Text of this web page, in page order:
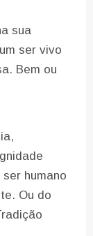
sua
ser vivo
Bem ou
humano
Ou do